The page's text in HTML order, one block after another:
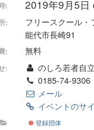
: 2019年9月5日
:
フリースクール・
能代市長崎91
: 無料
:
のしろ若者自
0185-74-9306
メール
イベントのサ
登録団体